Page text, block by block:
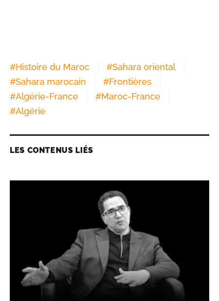
#Histoire du Maroc #Sahara oriental
#Sahara marocain #Frontières
#Algérie-France #Maroc-France
#Algérie
LES CONTENUS LIÉS